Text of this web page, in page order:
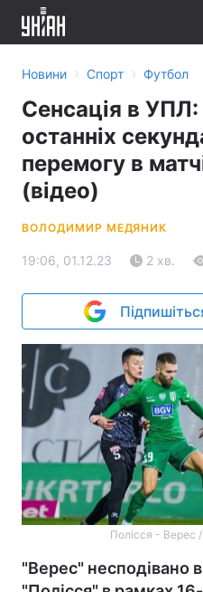
Новини › Спорт › Футбол
Сенсація в УПЛ:
останніх
перемогу в
(відео)
ВОЛОДИМИР МЕДЯНИК
19:06, 01.12.23 2 хв.
Полісся - Верес
"Верес" несподівано